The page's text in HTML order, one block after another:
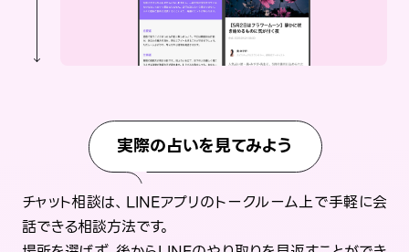
実際の占いを見てみよう
チャット相談は、LINEアプリのトークルーム上で手軽に会
話できる相談方法です。